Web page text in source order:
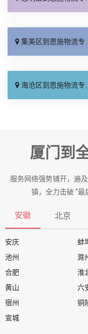
集美区到恩施物流专线_服务周到「运费多少」
海沧区到恩施物流专线_费用多少「市县闪送」
厦门到
服务网络强势铺开，遍
镇，全力击破 “最
安徽 北京
安庆 蚌
池州
滁
合肥
淮
黄山
六
宿州
铜
宣城